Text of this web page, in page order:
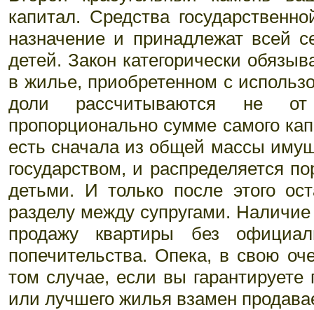
капитал. Средства
назначение и принадлежат всей
детей. Закон категорически
в жилье, приобретенном с
доли рассчитываются не
пропорционально сумме самого
есть сначала из общей массы
государством, и распределяется
детьми. И только после этого
разделу между супругами.
продажу квартиры без
попечительства. Опека, в свою
том случае, если вы гарантируете
или лучшего жилья взамен